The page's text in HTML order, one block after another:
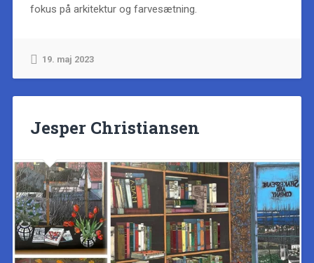
fokus på arkitektur og farvesætning.
19. maj 2023
Jesper Christiansen